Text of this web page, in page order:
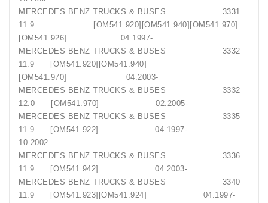
MERCEDES BENZ TRUCKS & BUSES 3331
11.9 [OM541.920][OM541.940][OM541.970]
[OM541.926] 04.1997-
MERCEDES BENZ TRUCKS & BUSES 3332
11.9 [OM541.920][OM541.940]
[OM541.970] 04.2003-
MERCEDES BENZ TRUCKS & BUSES 3332
12.0 [OM541.970] 02.2005-
MERCEDES BENZ TRUCKS & BUSES 3335
11.9 [OM541.922] 04.1997-
10.2002
MERCEDES BENZ TRUCKS & BUSES 3336
11.9 [OM541.942] 04.2003-
MERCEDES BENZ TRUCKS & BUSES 3340
11.9 [OM541.923][OM541.924] 04.1997-